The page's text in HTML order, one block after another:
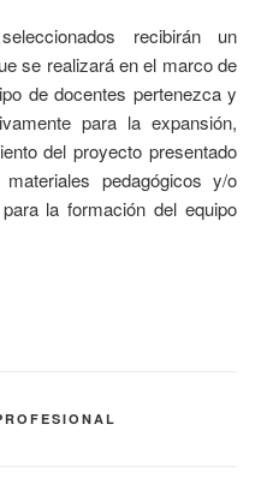
recibirán un
se realizará en el marco de
de docentes pertenezca y
para la expansión,
del proyecto presentado
pedagógicos y/o
la formación del equipo